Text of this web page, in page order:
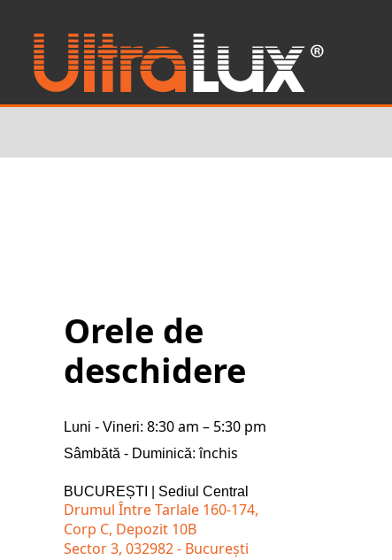
Orele de
deschidere
Luni - Vineri: 8:30 am – 5:30 pm
Sâmbătă - Duminică: închis
BUCUREȘTI | Sediul Central
Drumul Între Tarlale 160-174,
Corp C, Depozit 10B
Sector 3, 032982 - București